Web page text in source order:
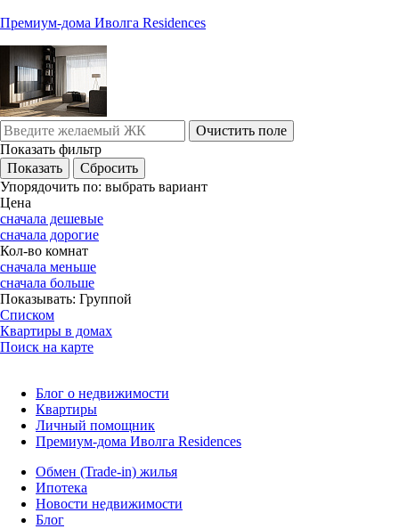
Премиум-дома Иволга Residences
Очистить поле
Показать фильтр
Упорядочить по: выбрать вариант
Цена
сначала дешевые
сначала дорогие
Кол-во комнат
сначала меньше
сначала больше
Показывать: Группой
Списком
Квартиры в домах
Поиск на карте
Блог о недвижимости
Квартиры
Личный помощник
Премиум-дома Иволга Residences
Обмен (Trade-in) жилья
Ипотека
Новости недвижимости
Блог